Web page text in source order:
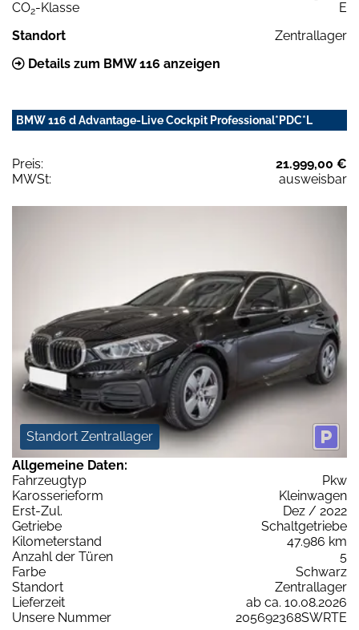
CO2-Klasse
E
Standort
Zentrallager
Details zum BMW 116 anzeigen
BMW 116 d Advantage-Live Cockpit Professional*PDC*L
Preis:
21.999,00 €
MWSt:
ausweisbar
Standort Zentrallager
Allgemeine Daten:
Fahrzeugtyp
Pkw
Karosserieform
Kleinwagen
Erst-Zul.
Dez / 2022
Getriebe
Schaltgetriebe
Kilometerstand
47.986 km
Anzahl der Türen
5
Farbe
Schwarz
Standort
Zentrallager
Lieferzeit
ab ca. 10.08.2026
Unsere Nummer
205692368SWRTE